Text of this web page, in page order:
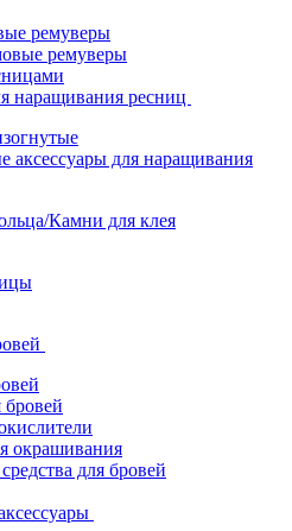
ремуверы
ремуверы
наращивания ресниц
аксессуары для наращивания
Камни для клея
бровей
окрашивания
для бровей